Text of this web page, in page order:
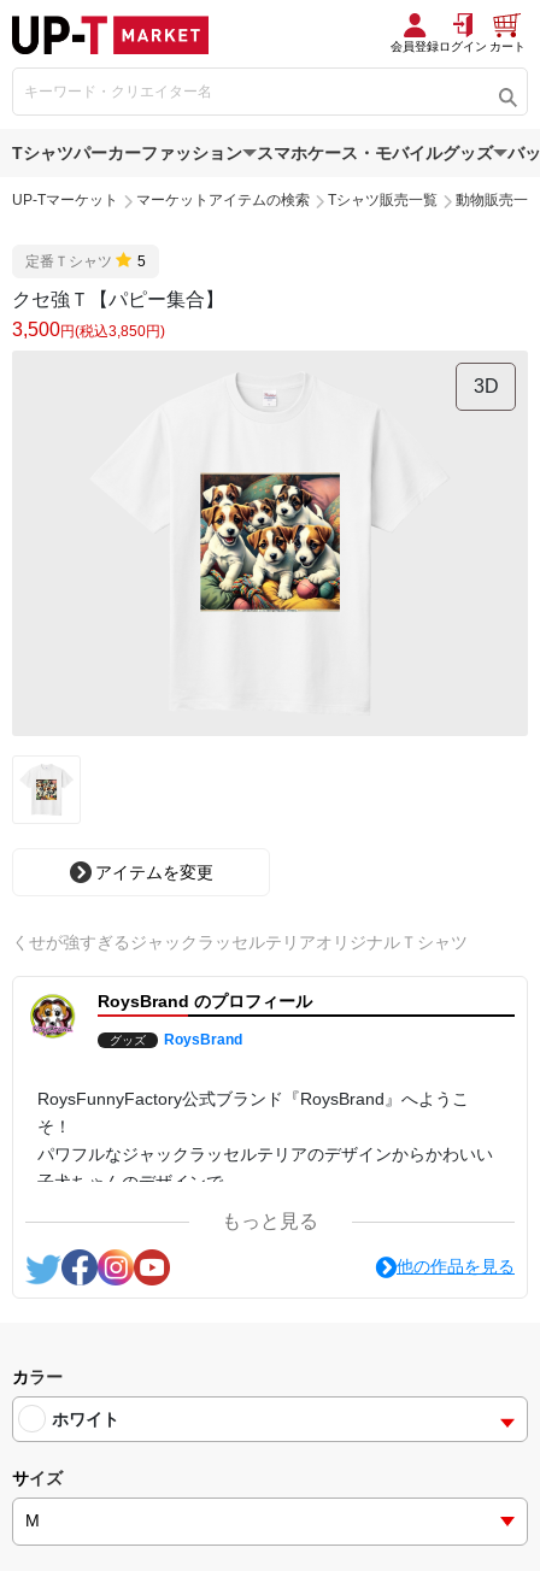
会員登録ログイン カート
Tシャツパーカーファッション スマホケース・モバイルグッズ バ
UP-Tマーケット マーケットアイテムの検索 Tシャツ販売一覧 動物販売一
定番Ｔシャツ 5
クセ強Ｔ【パピー集合】
3,500円(税込3,850円)
3D
アイテムを変更
くせが強すぎるジャックラッセルテリアオリジナルＴシャツ
RoysBrand のプロフィール
グッズ RoysBrand
RoysFunnyFactory公式ブランド『RoysBrand』へようこ
そ！
パワフルなジャックラッセルテリアのデザインからかわいい
子犬ちゃんのデザインで
様々なグッズを制作販売しております。
もっと見る
他の作品を見る
カラー
ホワイト
サイズ